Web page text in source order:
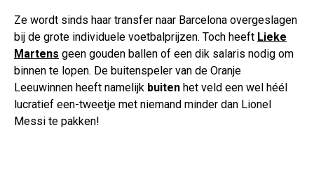
Ze wordt sinds haar transfer naar Barcelona overgeslagen
bij de grote individuele voetbalprijzen. Toch heeft Lieke
Martens geen gouden ballen of een dik salaris nodig om
binnen te lopen. De buitenspeler van de Oranje
Leeuwinnen heeft namelijk buiten het veld een wel héél
lucratief een-tweetje met niemand minder dan Lionel
Messi te pakken!